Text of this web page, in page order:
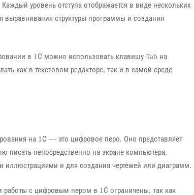
уровень отступа отображается в виде нескольких
структуры программы и создания
в 1С можно использовать клавишу Tab на
как в текстовом редакторе, так и в самой среде
на 1С — это цифровое перо. Оно представляет
писать непосредственно на экране компьютера.
иллюстрациями и для создания чертежей или диаграмм.
с цифровым пером в 1С ограничены, так как